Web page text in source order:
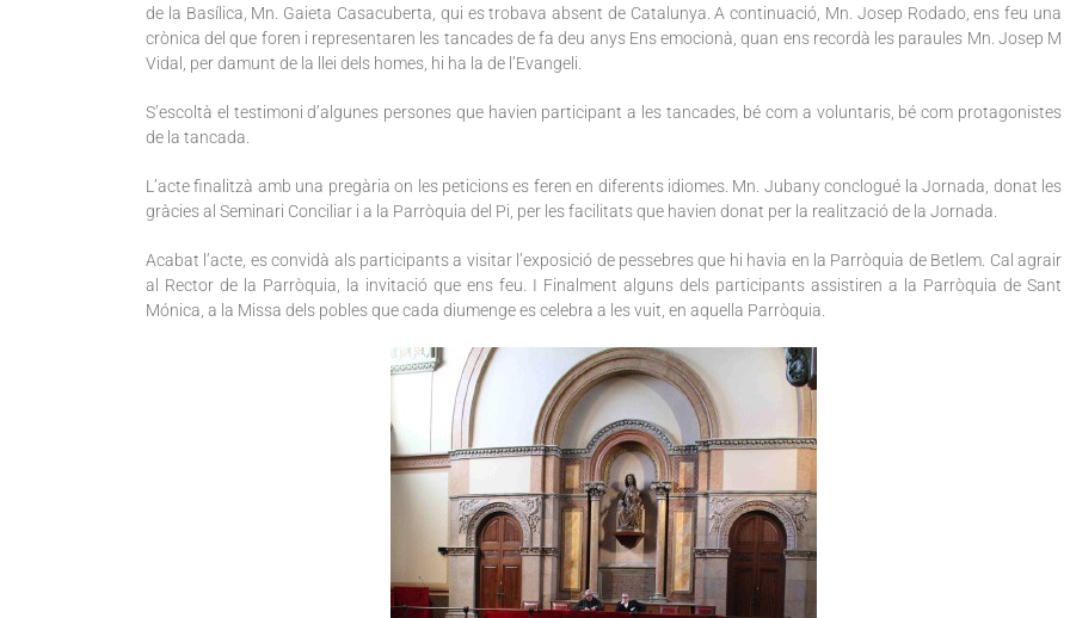
de la Basílica, Mn. Gaieta Casacuberta, qui es trobava absent de Catalunya. A continuació, Mn. Josep Rodado, ens feu una
crònica del que foren i representaren les tancades de fa deu anys Ens emocionà, quan ens recordà les paraules Mn. Josep M
Vidal, per damunt de la llei dels homes, hi ha la de l’Evangeli.
S’escoltà el testimoni d’algunes persones que havien participant a les tancades, bé com a voluntaris, bé com protagonistes
de la tancada.
L’acte finalitzà amb una pregària on les peticions es feren en diferents idiomes. Mn. Jubany conclogué la Jornada, donat les
gràcies al Seminari Conciliar i a la Parròquia del Pi, per les facilitats que havien donat per la realització de la Jornada.
Acabat l’acte, es convidà als participants a visitar l’exposició de pessebres que hi havia en la Parròquia de Betlem. Cal agrair
al Rector de la Parròquia, la invitació que ens feu. I Finalment alguns dels participants assistiren a la Parròquia de Sant
Mónica, a la Missa dels pobles que cada diumenge es celebra a les vuit, en aquella Parròquia.